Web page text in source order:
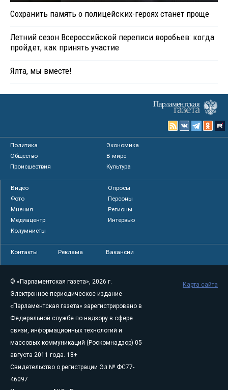
Сохранить память о полицейских-героях станет проще
Летний сезон Всероссийской переписи воробьев: когда
пройдет, как принять участие
Ялта, мы вместе!
Политика
Экономика
Общество
В мире
Происшествия
Культура
Видео
Опросы
Фото
Персоны
Мнения
Регионы
Медиацентр
Интервью
Колумнисты
Контакты Реклама Вакансии
© «Парламентская газета», 2026 г.
Электронное периодическое издание
«Парламентская газета» зарегистрировано в
Федеральной службе по надзору в сфере
связи, информационных технологий и
массовых коммуникаций (Роскомнадзор) 05
августа 2011 года. 18+
Свидетельство о регистрации Эл № ФС77-
46097
Карта сайта